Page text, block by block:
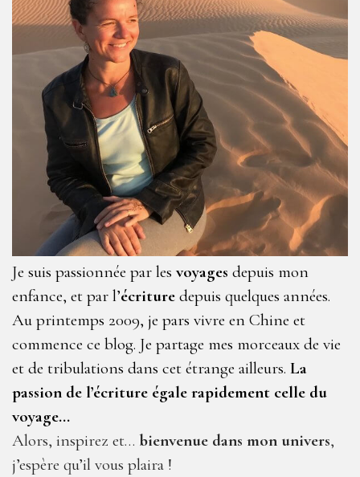
Je suis passionnée par les voyages depuis mon
enfance, et par l’écriture depuis quelques années.
Au printemps 2009, je pars vivre en Chine et
commence ce blog. Je partage mes morceaux de vie
et de tribulations dans cet étrange ailleurs. La
passion de l’écriture égale rapidement celle du
voyage…
Alors, inspirez et… bienvenue dans mon univers,
j’espère qu’il vous plaira !